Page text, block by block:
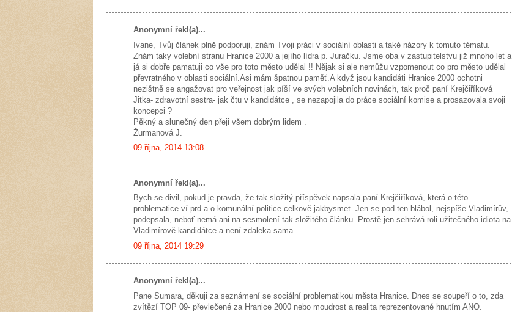
Anonymní řekl(a)...
Ivane, Tvůj článek plně podporuji, znám Tvoji práci v sociální oblasti a také názory k tomuto tématu.
Znám taky volební stranu Hranice 2000 a jejího lídra p. Juračku. Jsme oba v zastupitelstvu již mnoho let a
já si dobře pamatuji co vše pro toto město udělal !! Nějak si ale nemůžu vzpomenout co pro město udělal
převratného v oblasti sociální.Asi mám špatnou paměť.A když jsou kandidáti Hranice 2000 ochotni
nezištně se angažovat pro veřejnost jak píší ve svých volebních novinách, tak proč paní Krejčiříková
Jitka- zdravotní sestra- jak čtu v kandidátce , se nezapojila do práce sociální komise a prosazovala svoji
koncepci ?
Pěkný a slunečný den přeji všem dobrým lidem .
Žurmanová J.
09 října, 2014 13:08
Anonymní řekl(a)...
Bych se divil, pokud je pravda, že tak složitý příspěvek napsala paní Krejčiříková, která o této
problematice ví prd a o komunální politice celkově jakbysmet. Jen se pod ten blábol, nejspíše Vladimírův,
podepsala, neboť nemá ani na sesmolení tak složitého článku. Prostě jen sehrává roli užitečného idiota na
Vladimírově kandidátce a není zdaleka sama.
09 října, 2014 19:29
Anonymní řekl(a)...
Pane Sumara, děkuji za seznámení se sociální problematikou města Hranice. Dnes se soupeří o to, zda
zvítězí TOP 09- převlečené za Hranice 2000 nebo moudrost a realita reprezentované hnutím ANO.